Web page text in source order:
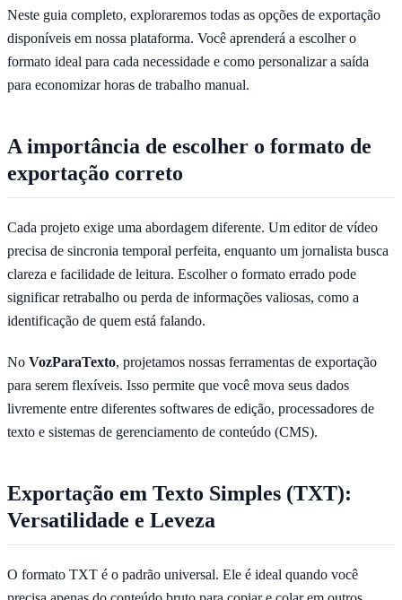
Neste guia completo, exploraremos todas as opções de exportação
disponíveis em nossa plataforma. Você aprenderá a escolher o
formato ideal para cada necessidade e como personalizar a saída
para economizar horas de trabalho manual.
A importância de escolher o formato de
exportação correto
Cada projeto exige uma abordagem diferente. Um editor de vídeo
precisa de sincronia temporal perfeita, enquanto um jornalista busca
clareza e facilidade de leitura. Escolher o formato errado pode
significar retrabalho ou perda de informações valiosas, como a
identificação de quem está falando.
No VozParaTexto, projetamos nossas ferramentas de exportação
para serem flexíveis. Isso permite que você mova seus dados
livremente entre diferentes softwares de edição, processadores de
texto e sistemas de gerenciamento de conteúdo (CMS).
Exportação em Texto Simples (TXT):
Versatilidade e Leveza
O formato TXT é o padrão universal. Ele é ideal quando você